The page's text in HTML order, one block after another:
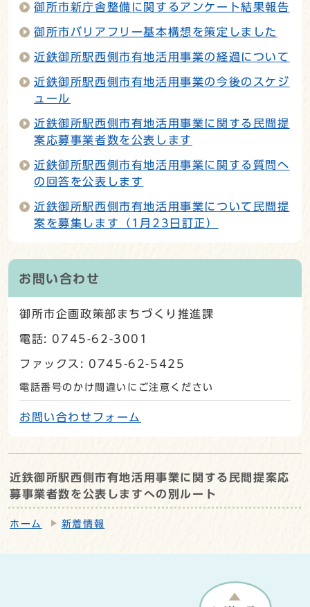
御所市新庁舎整備に関するアンケート結果報告
御所市バリアフリー基本構想を策定しました
近鉄御所駅西側市有地活用事業の経過について
近鉄御所駅西側市有地活用事業の今後のスケジ
ュール
近鉄御所駅西側市有地活用事業に関する民間提
案応募事業者数を公表します
近鉄御所駅西側市有地活用事業に関する質問へ
の回答を公表します
近鉄御所駅西側市有地活用事業について民間提
案を募集します（1月23日訂正）
お問い合わせ
御所市企画政策部まちづくり推進課
電話: 0745-62-3001
ファックス: 0745-62-5425
電話番号のかけ間違いにご注意ください
お問い合わせフォーム
近鉄御所駅西側市有地活用事業に関する民間提案応
募事業者数を公表しますへの別ルート
ホーム 新着情報